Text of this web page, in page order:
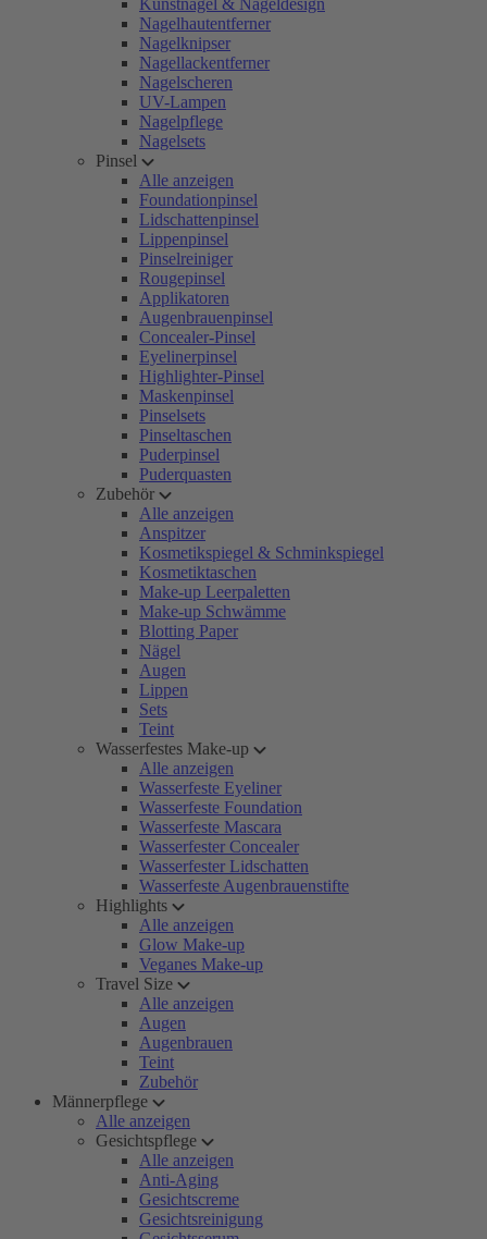
Kunstnägel & Nageldesign
Nagelhautentferner
Nagelknipser
Nagellackentferner
Nagelscheren
UV-Lampen
Nagelpflege
Nagelsets
Pinsel
Alle anzeigen
Foundationpinsel
Lidschattenpinsel
Lippenpinsel
Pinselreiniger
Rougepinsel
Applikatoren
Augenbrauenpinsel
Concealer-Pinsel
Eyelinerpinsel
Highlighter-Pinsel
Maskenpinsel
Pinselsets
Pinseltaschen
Puderpinsel
Puderquasten
Zubehör
Alle anzeigen
Anspitzer
Kosmetikspiegel & Schminkspiegel
Kosmetiktaschen
Make-up Leerpaletten
Make-up Schwämme
Blotting Paper
Nägel
Augen
Lippen
Sets
Teint
Wasserfestes Make-up
Alle anzeigen
Wasserfeste Eyeliner
Wasserfeste Foundation
Wasserfeste Mascara
Wasserfester Concealer
Wasserfester Lidschatten
Wasserfeste Augenbrauenstifte
Highlights
Alle anzeigen
Glow Make-up
Veganes Make-up
Travel Size
Alle anzeigen
Augen
Augenbrauen
Teint
Zubehör
Männerpflege
Alle anzeigen
Gesichtspflege
Alle anzeigen
Anti-Aging
Gesichtscreme
Gesichtsreinigung